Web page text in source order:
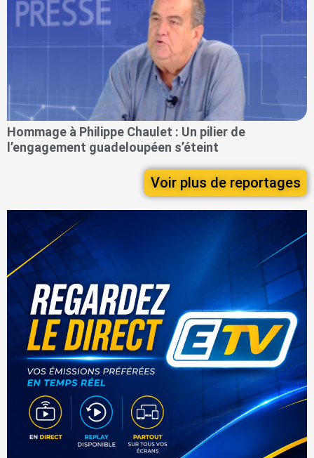
Hommage à Philippe Chaulet : Un pilier de
l’engagement guadeloupéen s’éteint
Voir plus de reportages